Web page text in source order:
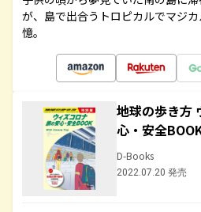
が、島で出合うトロピカルでマジ
憶。
地球の歩き方
心・安全
D-Books
2022.07.20 発売